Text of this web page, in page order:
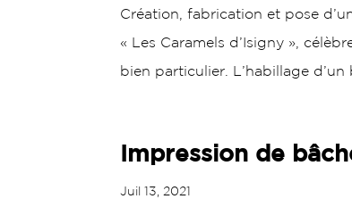
Création, fabrication et pose
« Les Caramels d’Isigny »,
bien particulier. L’habillage d’un
Impression de
Juil 13, 2021